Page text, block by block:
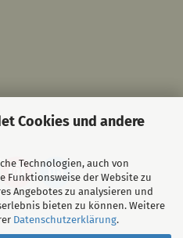
Cookies und andere
Technologien, auch von
der Website zu
Angebotes zu analysieren und
bieten zu können. Weitere
Datenschutzerklärung.